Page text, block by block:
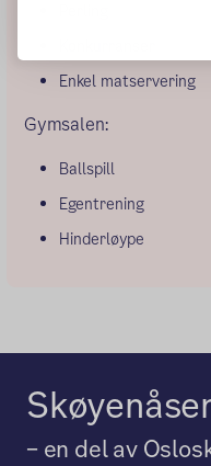
Enkel matservering
Gymsalen:
Ballspill
Egentrening
Hinderløype
– en del av